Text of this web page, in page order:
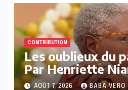
CONTRIBUTION
Les oublieux du
Par Henriette
AOÛT 7, 2026 BABA VERO